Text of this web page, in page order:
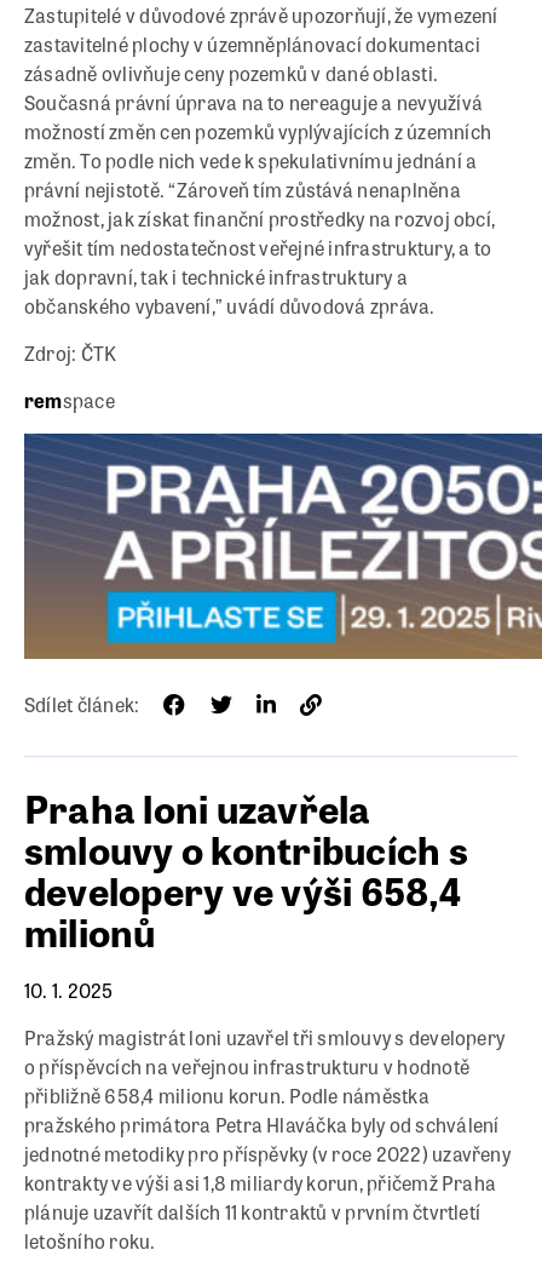
Zastupitelé v důvodové zprávě upozorňují, že vymezení
zastavitelné plochy v územněplánovací dokumentaci
zásadně ovlivňuje ceny pozemků v dané oblasti.
Současná právní úprava na to nereaguje a nevyužívá
možností změn cen pozemků vyplývajících z územních
změn. To podle nich vede k spekulativnímu jednání a
právní nejistotě. “Zároveň tím zůstává nenaplněna
možnost, jak získat finanční prostředky na rozvoj obcí,
vyřešit tím nedostatečnost veřejné infrastruktury, a to
jak dopravní, tak i technické infrastruktury a
občanského vybavení,” uvádí důvodová zpráva.
Zdroj: ČTK
remspace
Sdílet článek:
Praha loni uzavřela
smlouvy o kontribucích s
developery ve výši 658,4
milionů
10. 1. 2025
Pražský magistrát loni uzavřel tři smlouvy s developery
o příspěvcích na veřejnou infrastrukturu v hodnotě
přibližně 658,4 milionu korun. Podle náměstka
pražského primátora Petra Hlaváčka byly od schválení
jednotné metodiky pro příspěvky (v roce 2022) uzavřeny
kontrakty ve výši asi 1,8 miliardy korun, přičemž Praha
plánuje uzavřít dalších 11 kontraktů v prvním čtvrtletí
letošního roku.